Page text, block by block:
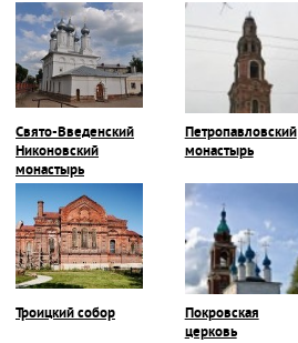
Свято-Введенский
Никоновский
монастырь
Петропавловский
монастырь
Троицкий собор
Покровская
церковь